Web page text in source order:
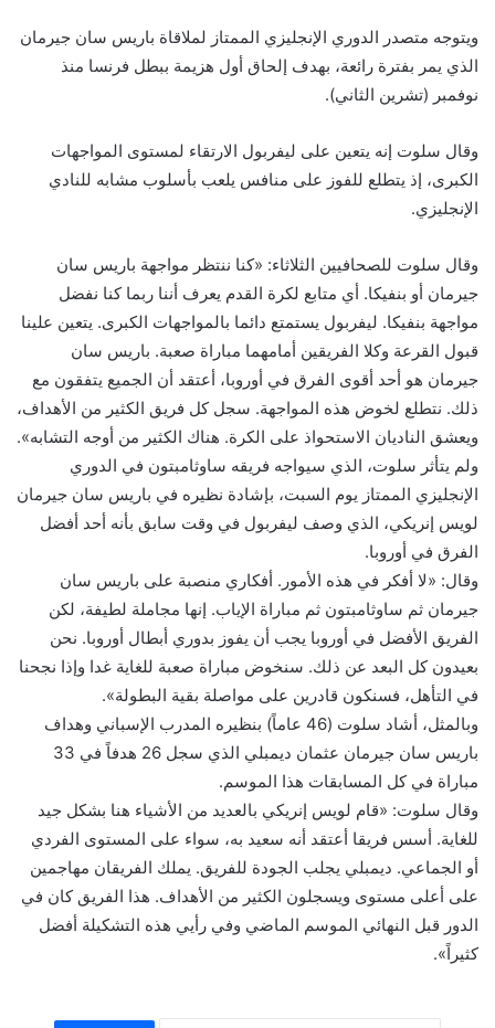
ويتوجه متصدر الدوري الإنجليزي الممتاز لملاقاة باريس سان جيرمان
الذي يمر بفترة رائعة، بهدف إلحاق أول هزيمة ببطل فرنسا منذ
نوفمبر (تشرين الثاني).
وقال سلوت إنه يتعين على ليفربول الارتقاء لمستوى المواجهات
الكبرى، إذ يتطلع للفوز على منافس يلعب بأسلوب مشابه للنادي
الإنجليزي.
وقال سلوت للصحافيين الثلاثاء: «كنا ننتظر مواجهة باريس سان
جيرمان أو بنفيكا. أي متابع لكرة القدم يعرف أننا ربما كنا نفضل
مواجهة بنفيكا. ليفربول يستمتع دائما بالمواجهات الكبرى. يتعين علينا
قبول القرعة وكلا الفريقين أمامهما مباراة صعبة. باريس سان
جيرمان هو أحد أقوى الفرق في أوروبا، أعتقد أن الجميع يتفقون مع
ذلك. نتطلع لخوض هذه المواجهة. سجل كل فريق الكثير من الأهداف،
ويعشق الناديان الاستحواذ على الكرة. هناك الكثير من أوجه التشابه».
ولم يتأثر سلوت، الذي سيواجه فريقه ساوثامبتون في الدوري
الإنجليزي الممتاز يوم السبت، بإشادة نظيره في باريس سان جيرمان
لويس إنريكي، الذي وصف ليفربول في وقت سابق بأنه أحد أفضل
الفرق في أوروبا.
وقال: «لا أفكر في هذه الأمور. أفكاري منصبة على باريس سان
جيرمان ثم ساوثامبتون ثم مباراة الإياب. إنها مجاملة لطيفة، لكن
الفريق الأفضل في أوروبا يجب أن يفوز بدوري أبطال أوروبا. نحن
بعيدون كل البعد عن ذلك. سنخوض مباراة صعبة للغاية غدا وإذا نجحنا
في التأهل، فسنكون قادرين على مواصلة بقية البطولة».
وبالمثل، أشاد سلوت (46 عاماً) بنظيره المدرب الإسباني وهداف
باريس سان جيرمان عثمان ديمبلي الذي سجل 26 هدفاً في 33
مباراة في كل المسابقات هذا الموسم.
وقال سلوت: «قام لويس إنريكي بالعديد من الأشياء هنا بشكل جيد
للغاية. أسس فريقا أعتقد أنه سعيد به، سواء على المستوى الفردي
أو الجماعي. ديمبلي يجلب الجودة للفريق. يملك الفريقان مهاجمين
على أعلى مستوى ويسجلون الكثير من الأهداف. هذا الفريق كان في
الدور قبل النهائي الموسم الماضي وفي رأيي هذه التشكيلة أفضل
كثيراً».